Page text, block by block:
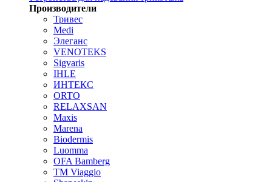
Производители
Тривес
Medi
Элеганс
VENOTEKS
Sigvaris
IHLE
ИНТЕКС
ORTO
RELAXSAN
Maxis
Marena
Biodermis
Luomma
OFA Bamberg
TM Viaggio